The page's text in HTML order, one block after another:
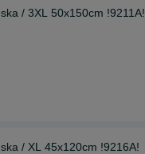
/ 3XL 50x150cm !9211A!
/ XL 45x120cm !9216A!